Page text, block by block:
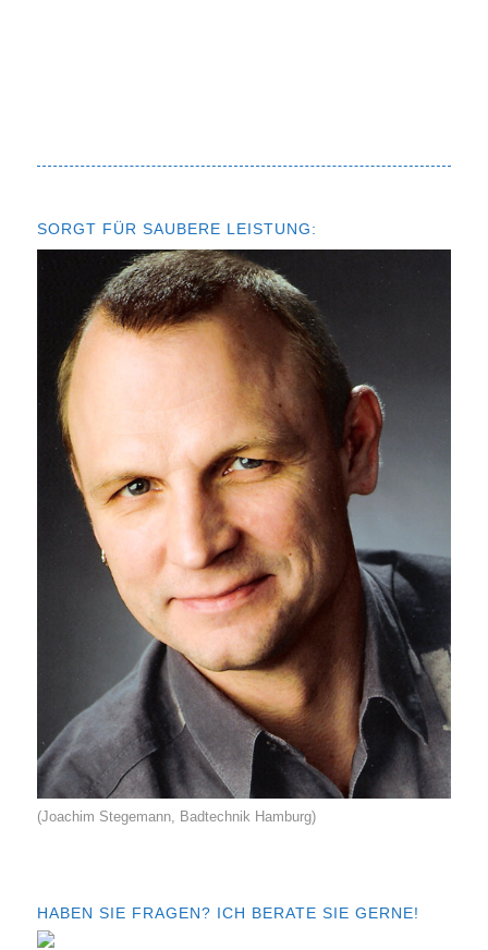
SORGT FÜR SAUBERE LEISTUNG:
(Joachim Stegemann, Badtechnik Hamburg)
HABEN SIE FRAGEN? ICH BERATE SIE GERNE!